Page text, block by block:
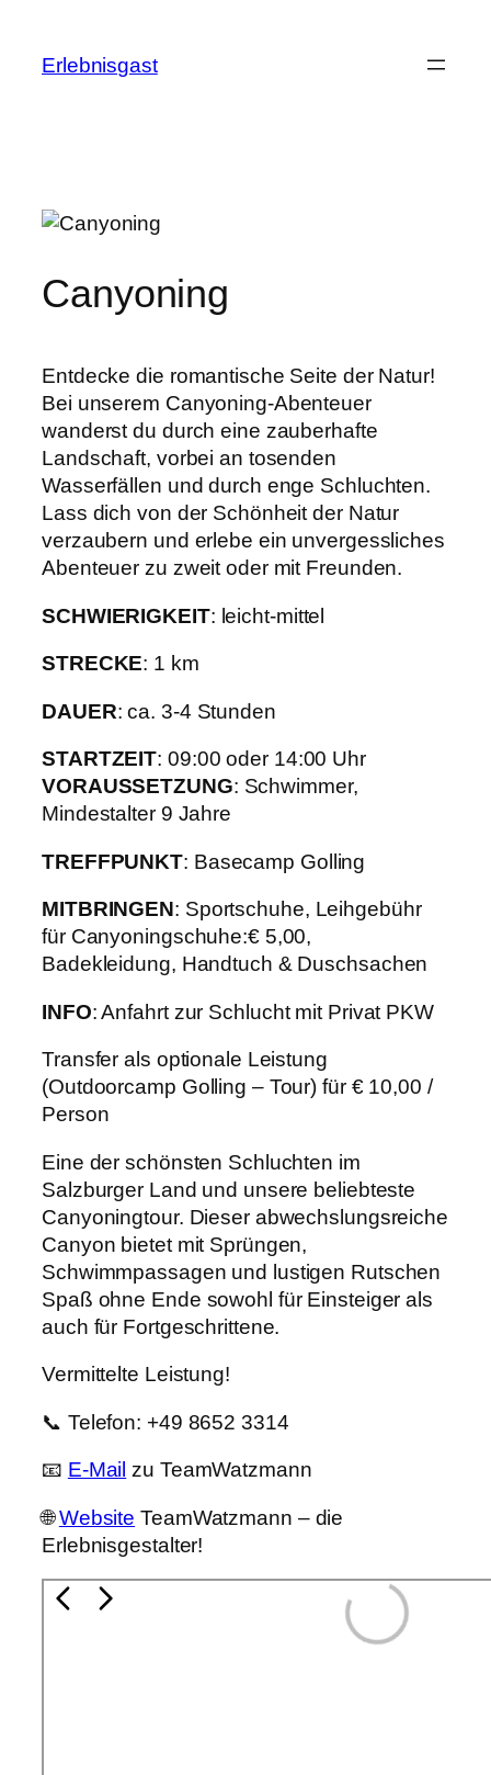
springen
Erlebnisgast
Canyoning
Entdecke die romantische Seite der Natur!
Bei unserem Canyoning-Abenteuer
wanderst du durch eine zauberhafte
Landschaft, vorbei an tosenden
Wasserfällen und durch enge Schluchten.
Lass dich von der Schönheit der Natur
verzaubern und erlebe ein unvergessliches
Abenteuer zu zweit oder mit Freunden.
SCHWIERIGKEIT: leicht-mittel
STRECKE: 1 km
DAUER: ca. 3-4 Stunden
STARTZEIT: 09:00 oder 14:00 Uhr
VORAUSSETZUNG: Schwimmer,
Mindestalter 9 Jahre
TREFFPUNKT: Basecamp Golling
MITBRINGEN: Sportschuhe, Leihgebühr
für Canyoningschuhe:€ 5,00,
Badekleidung, Handtuch & Duschsachen
INFO: Anfahrt zur Schlucht mit Privat PKW
Transfer als optionale Leistung
(Outdoorcamp Golling – Tour) für € 10,00 /
Person
Eine der schönsten Schluchten im
Salzburger Land und unsere beliebteste
Canyoningtour. Dieser abwechslungsreiche
Canyon bietet mit Sprüngen,
Schwimmpassagen und lustigen Rutschen
Spaß ohne Ende sowohl für Einsteiger als
auch für Fortgeschrittene.
Vermittelte Leistung!
📞 Telefon: +49 8652 3314
📧 E-Mail zu TeamWatzmann
🌐Website TeamWatzmann – die
Erlebnisgestalter!